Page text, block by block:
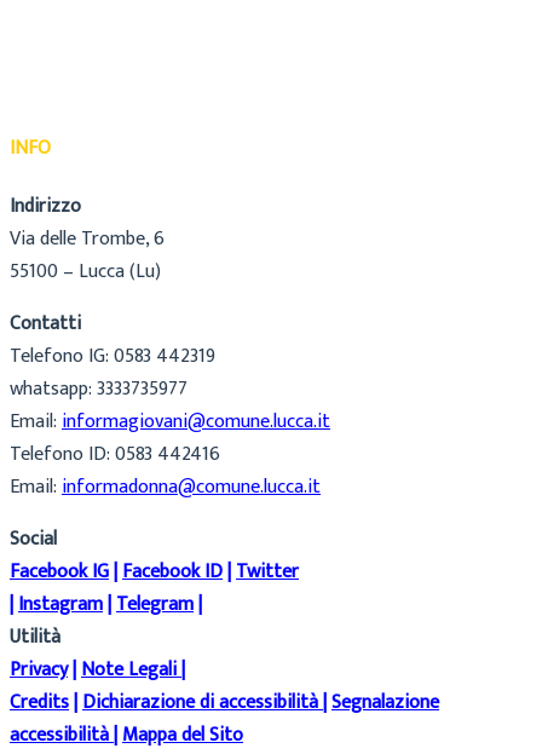
INFO
Indirizzo
Via delle Trombe, 6
55100 – Lucca (Lu)
Contatti
Telefono IG: 0583 442319
whatsapp: 3333735977
Email:informagiovani@comune.lucca.it
Telefono ID: 0583 442416
Email:informadonna@comune.lucca.it
Social
Facebook IG|Facebook ID|Twitter
|Instagram|Telegram|
Utilità
Privacy|Note Legali|
Credits|Dichiarazione di accessibilità|Segnalazione
accessibilità|Mappa del Sito